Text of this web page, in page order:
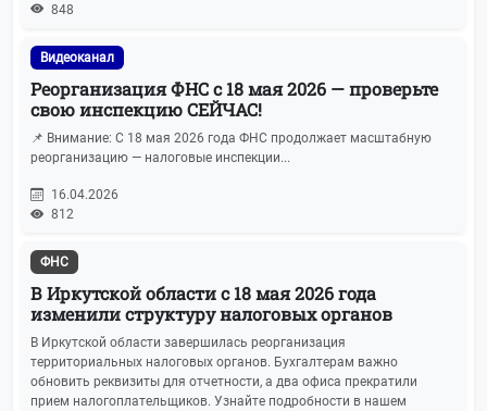
Требования и запросы ФНС
Права потребителей
Вебинары и семинары
Корпоративное право
848
Видеоканал
Реорганизация ФНС с 18 мая 2026 — проверьте
свою инспекцию СЕЙЧАС!
📌 Внимание: С 18 мая 2026 года ФНС продолжает масштабную
реорганизацию — налоговые инспекции...
16.04.2026
812
ФНС
В Иркутской области с 18 мая 2026 года
изменили структуру налоговых органов
В Иркутской области завершилась реорганизация
территориальных налоговых органов. Бухгалтерам важно
обновить реквизиты для отчетности, а два офиса прекратили
прием налогоплательщиков. Узнайте подробности в нашем